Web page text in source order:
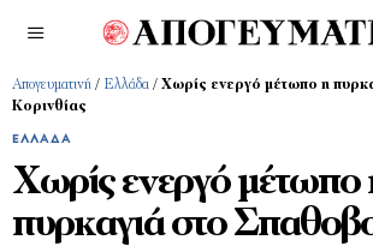
Απογευματινή / Ελλάδα / Χωρίς ενεργό μέτωπο η
Κορινθίας
ΕΛΛΆΔΑ
Χωρίς ενεργό μέτωπο
πυρκαγιά στο